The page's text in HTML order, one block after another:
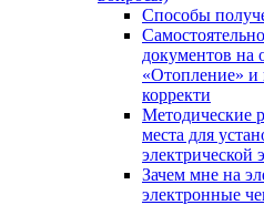
Способы
документов на
«Отопление» и
корректи
Методические
места для
электрической
Зачем мне на
электронные